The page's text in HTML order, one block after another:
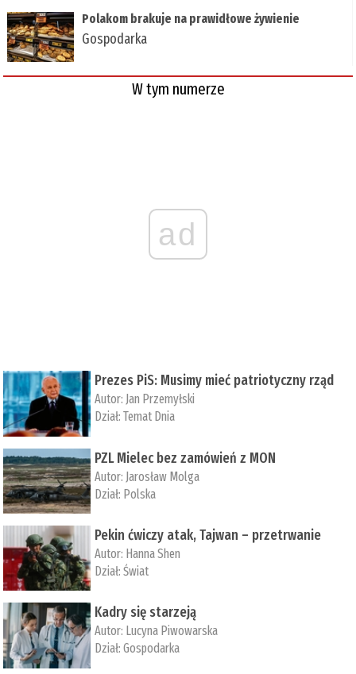
Polakom brakuje na prawidłowe żywienie
Gospodarka
W tym numerze
ad
Prezes PiS: Musimy mieć patriotyczny rząd
Autor: Jan Przemyłski
Dział:Temat Dnia
PZL Mielec bez zamówień z MON
Autor: Jarosław Molga
Dział: Polska
Pekin ćwiczy atak, Tajwan – przetrwanie
Autor: ­Hanna Shen
Dział:Świat
Kadry się starzeją
Autor: Lucyna Piwowarska
Dział:Gospodarka